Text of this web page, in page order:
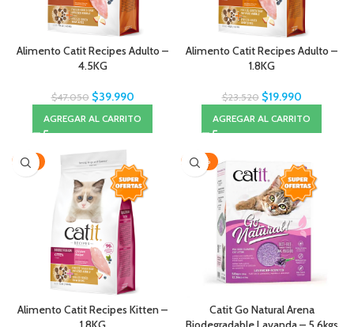
Alimento Catit Recipes Adulto –
4.5KG
$47.050 $39.990
AGREGAR AL CARRITO
Alimento Catit Recipes Adulto –
1.8KG
$23.520 $19.990
AGREGAR AL CARRITO
-15%
Alimento Catit Recipes Kitten –
-20%
Catit Go Natural Arena